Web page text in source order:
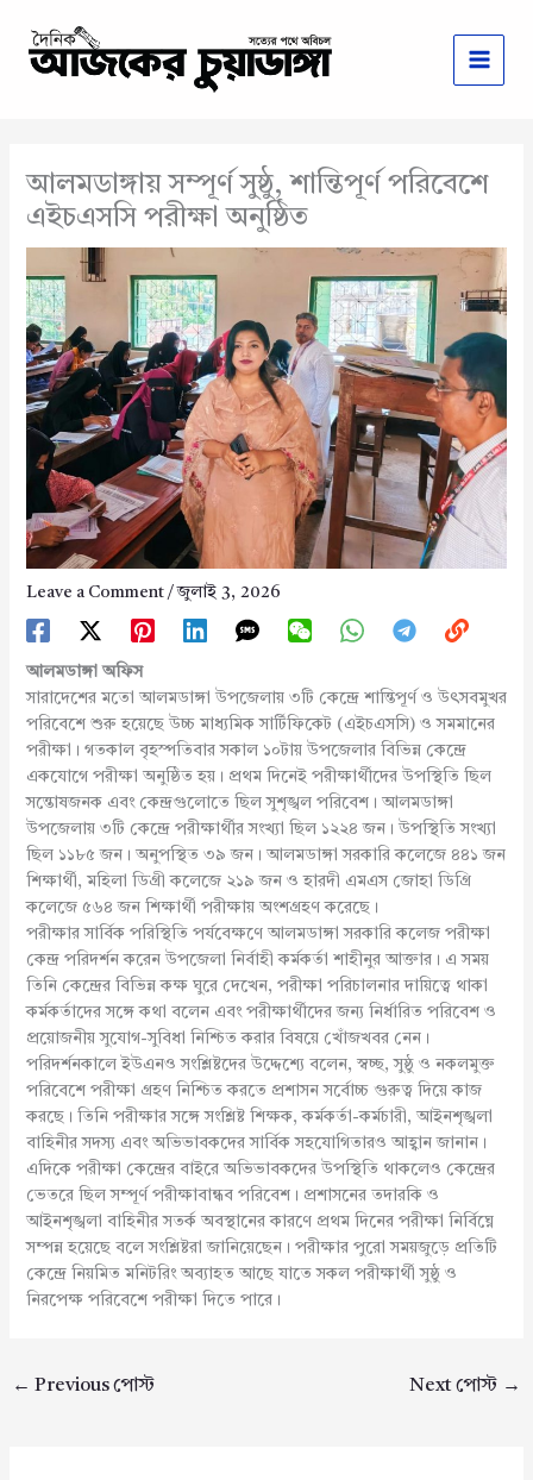
content
আলমডাঙ্গায় সম্পূর্ণ সুষ্ঠু, শান্তিপূর্ণ পরিবেশে
এইচএসসি পরীক্ষা অনুষ্ঠিত
Leave a Comment /জুলাই 3, 2026
আলমডাঙ্গা অফিস
সারাদেশের মতো আলমডাঙ্গা উপজেলায় ৩টি কেন্দ্রে শান্তিপূর্ণ ও উৎসবমুখর
পরিবেশে শুরু হয়েছে উচ্চ মাধ্যমিক সার্টিফিকেট (এইচএসসি) ও সমমানের
পরীক্ষা। গতকাল বৃহস্পতিবার সকাল ১০টায় উপজেলার বিভিন্ন কেন্দ্রে
একযোগে পরীক্ষা অনুষ্ঠিত হয়। প্রথম দিনেই পরীক্ষার্থীদের উপস্থিতি ছিল
সন্তোষজনক এবং কেন্দ্রগুলোতে ছিল সুশৃঙ্খল পরিবেশ। আলমডাঙ্গা
উপজেলায় ৩টি কেন্দ্রে পরীক্ষার্থীর সংখ্যা ছিল ১২২৪ জন। উপস্থিতি সংখ্যা
ছিল ১১৮৫ জন। অনুপস্থিত ৩৯ জন। আলমডাঙ্গা সরকারি কলেজে ৪৪১ জন
শিক্ষার্থী, মহিলা ডিগ্রী কলেজে ২১৯ জন ও হারদী এমএস জোহা ডিগ্রি
কলেজে ৫৬৪ জন শিক্ষার্থী পরীক্ষায় অংশগ্রহণ করেছে।
পরীক্ষার সার্বিক পরিস্থিতি পর্যবেক্ষণে আলমডাঙ্গা সরকারি কলেজ পরীক্ষা
কেন্দ্র পরিদর্শন করেন উপজেলা নির্বাহী কর্মকর্তা শাহীনুর আক্তার। এ সময়
তিনি কেন্দ্রের বিভিন্ন কক্ষ ঘুরে দেখেন, পরীক্ষা পরিচালনার দায়িত্বে থাকা
কর্মকর্তাদের সঙ্গে কথা বলেন এবং পরীক্ষার্থীদের জন্য নির্ধারিত পরিবেশ ও
প্রয়োজনীয় সুযোগ-সুবিধা নিশ্চিত করার বিষয়ে খোঁজখবর নেন।
পরিদর্শনকালে ইউএনও সংশ্লিষ্টদের উদ্দেশ্যে বলেন, স্বচ্ছ, সুষ্ঠু ও নকলমুক্ত
পরিবেশে পরীক্ষা গ্রহণ নিশ্চিত করতে প্রশাসন সর্বোচ্চ গুরুত্ব দিয়ে কাজ
করছে। তিনি পরীক্ষার সঙ্গে সংশ্লিষ্ট শিক্ষক, কর্মকর্তা-কর্মচারী, আইনশৃঙ্খলা
বাহিনীর সদস্য এবং অভিভাবকদের সার্বিক সহযোগিতারও আহ্বান জানান।
এদিকে পরীক্ষা কেন্দ্রের বাইরে অভিভাবকদের উপস্থিতি থাকলেও কেন্দ্রের
ভেতরে ছিল সম্পূর্ণ পরীক্ষাবান্ধব পরিবেশ। প্রশাসনের তদারকি ও
আইনশৃঙ্খলা বাহিনীর সতর্ক অবস্থানের কারণে প্রথম দিনের পরীক্ষা নির্বিঘ্নে
সম্পন্ন হয়েছে বলে সংশ্লিষ্টরা জানিয়েছেন। পরীক্ষার পুরো সময়জুড়ে প্রতিটি
কেন্দ্রে নিয়মিত মনিটরিং অব্যাহত আছে যাতে সকল পরীক্ষার্থী সুষ্ঠু ও
নিরপেক্ষ পরিবেশে পরীক্ষা দিতে পারে।
← Previous পোস্ট Next পোস্ট →